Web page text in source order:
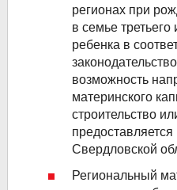
регионах при
в семье
ребенка в
возможность
материнского
строительство
Свердловской
Региональный